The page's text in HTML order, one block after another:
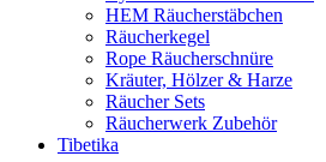
HEM Räucherstäbchen
Räucherkegel
Rope Räucherschnüre
Kräuter, Hölzer & Harze
Räucher Sets
Räucherwerk Zubehör
Tibetika